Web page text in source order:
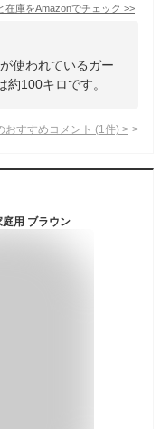
在庫をAmazonでチェック >>
使われているガー
100キロです。
おすすめコメント (1 件) >
用 ブラウン